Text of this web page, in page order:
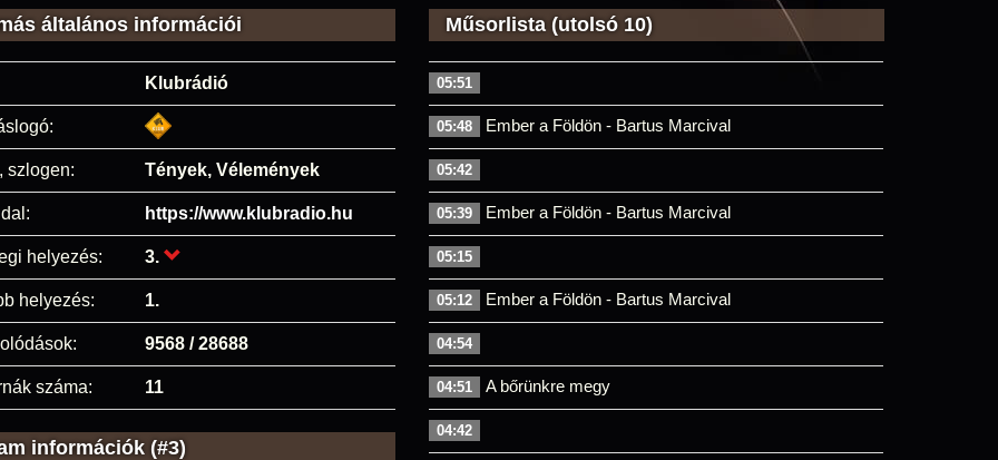
általános információi
Klubrádió
szlogen: Tények, Vélemények
https://www.klubradio.hu
helyezés: 3.
helyezés: 1.
9568 / 28688
száma: 11
információk (#3)
Műsorlista (utolsó 10)
05:51
05:48 Ember a Földön - Bartus Marcival
05:42
05:39 Ember a Földön - Bartus Marcival
05:15
05:12 Ember a Földön - Bartus Marcival
04:54
04:51 A bőrünkre megy
04:42